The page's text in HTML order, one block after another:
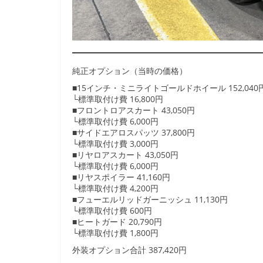
純正オプション（当時の価格）
■15インチ・ミニライトゴールドホイール 152,040
└標準取付け費 16,800円
■フロントロアスカート 43,050円
└標準取付け費 6,000円
■サイドエアロスパッツ 37,800円
└標準取付け費 3,000円
■リヤロアスカート 43,050円
└標準取付け費 6,000円
■リヤスポイラー 41,160円
└標準取付け費 4,200円
■フューエルリッドガーニッシュ 11,130円
└標準取付け費 600円
■ヒートガード 20,790円
└標準取付け費 1,800円
外装オプション合計 387,420円